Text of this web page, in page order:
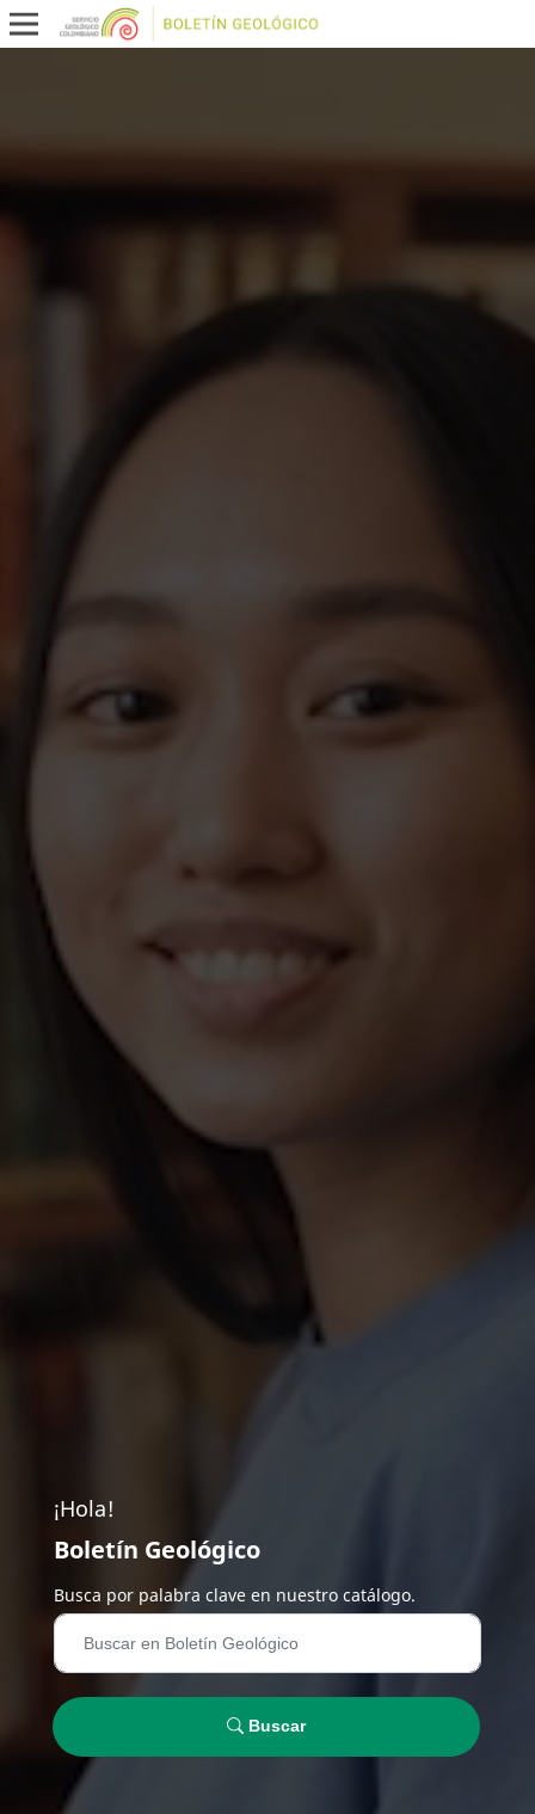
¡Hola!
Boletín Geológico
Busca por palabra clave en nuestro catálogo.
Buscar